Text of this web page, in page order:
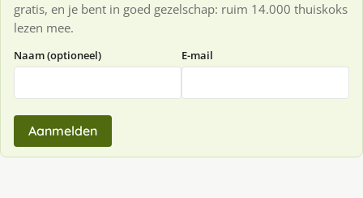
gratis, en je bent in goed gezelschap: ruim 14.000 thuiskoks
lezen mee.
Naam (optioneel) E-mail
Aanmelden